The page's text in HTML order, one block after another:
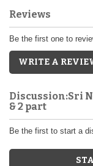
Reviews
Be the first one to
WRITE A
Discussion:Sri
& 2 part
Be the first to start a